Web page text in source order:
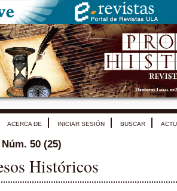
ACERCA DE INICIAR SESIÓN BUSCAR
Núm. 50 (25)
Históricos